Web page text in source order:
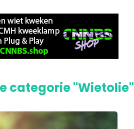
categorie "Wietolie"